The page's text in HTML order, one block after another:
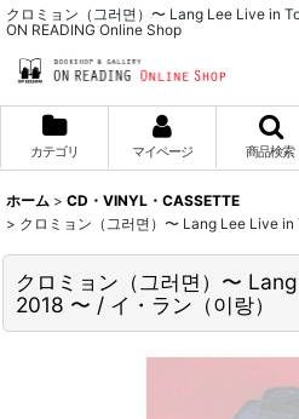
クロミョン（그러면）〜 Lang Lee Live in
ON READING Online Shop
カテゴリ マイページ 商品検索
ホーム > CD・VINYL・CASSETTE
> クロミョン（그러면）〜 Lang Lee Live in
クロミョン（그러면）〜
2018 〜 / イ・ラン（이랑）